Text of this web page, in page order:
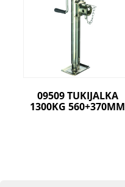
09509 TUKIJALKA
1300KG 560+370MM